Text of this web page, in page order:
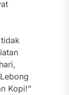
Kopi!”